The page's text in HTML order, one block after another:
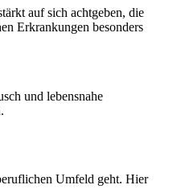
auf sich achtgeben, die
Erkrankungen besonders
und lebensnahe
Umfeld geht. Hier